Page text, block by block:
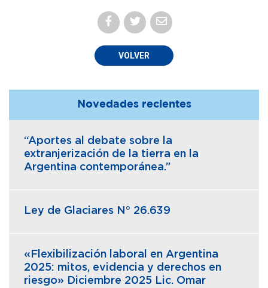
VOLVER
Novedades recientes
“Aportes al debate sobre la
extranjerización de la tierra en la
Argentina contemporánea.”
Ley de Glaciares N° 26.639
«Flexibilización laboral en Argentina
2025: mitos, evidencia y derechos en
riesgo» Diciembre 2025 Lic. Omar